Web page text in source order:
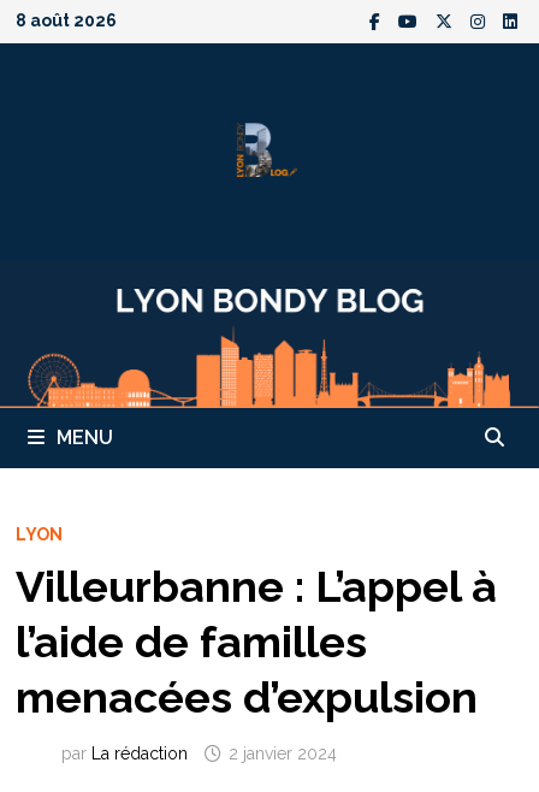
Passer
au
8 août 2026
MENU
LYON
Villeurbanne : L’appel à
l’aide de familles
menacées d’expulsion
par La rédaction 2 janvier 2024